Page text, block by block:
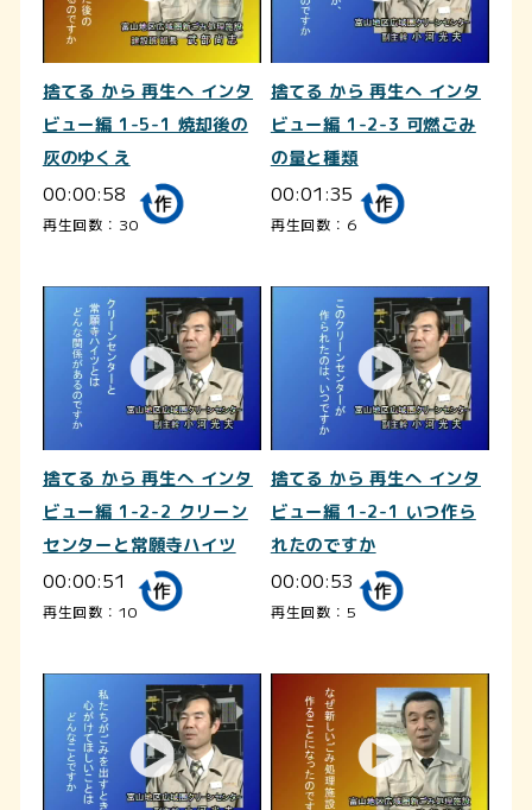
捨てる から 再生へ インタ
ビュー編 1-5-1 焼却後の
灰のゆくえ
00:00:58
再生回数：30
捨てる から 再生へ インタ
ビュー編 1-2-3 可燃ごみ
の量と種類
00:01:35
再生回数：6
捨てる から 再生へ インタ
ビュー編 1-2-2 クリーン
センターと常願寺ハイツ
00:00:51
再生回数：10
捨てる から 再生へ インタ
ビュー編 1-2-1 いつ作ら
れたのですか
00:00:53
再生回数：5